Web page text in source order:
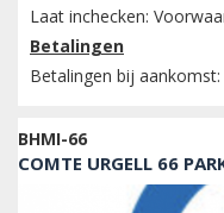
Laat inchecken:
Betalingen
Betalingen bij
BHMI-66
COMTE URGELL 66